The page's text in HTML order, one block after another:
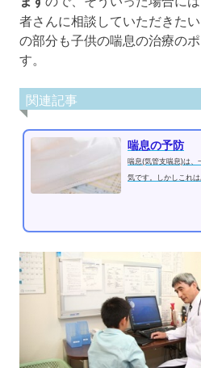
者さんに相談していただきた
の部分も子供の喘息の治療の
す。
関連記事
喘息の予防
喘息(気管支喘息)は、
気です。しかしこれ